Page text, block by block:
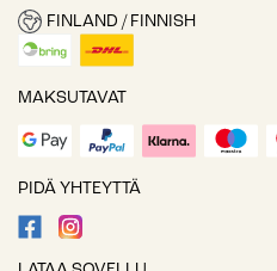
FINLAND / FINNISH
MAKSUTAVAT
PIDÄ YHTEYTTÄ